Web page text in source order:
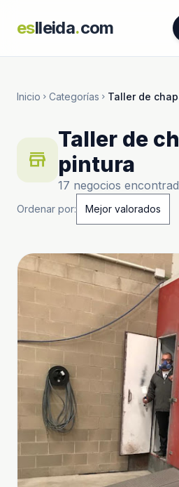
eslleida.com
Inicio chevron_right Categorías chevron_right Taller de
store
Taller de
pintura
17 negocios
Ordenar por: